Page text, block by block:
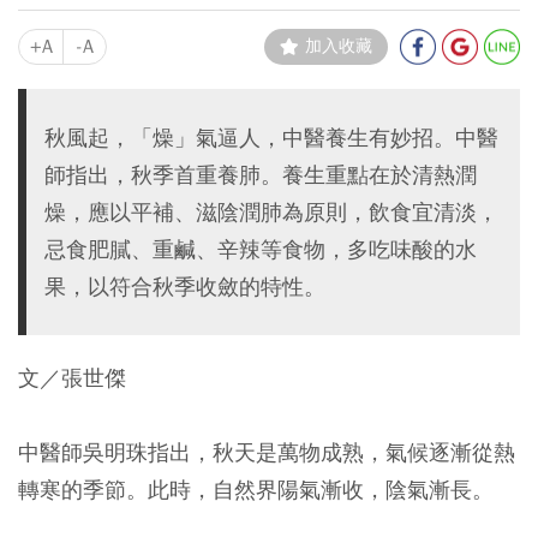
+A -A 加入收藏
秋風起，「燥」氣逼人，中醫養生有妙招。中醫
師指出，秋季首重養肺。養生重點在於清熱潤
燥，應以平補、滋陰潤肺為原則，飲食宜清淡，
忌食肥膩、重鹹、辛辣等食物，多吃味酸的水
果，以符合秋季收斂的特性。
文／張世傑
中醫師吳明珠指出，秋天是萬物成熟，氣候逐漸從熱
轉寒的季節。此時，自然界陽氣漸收，陰氣漸長。